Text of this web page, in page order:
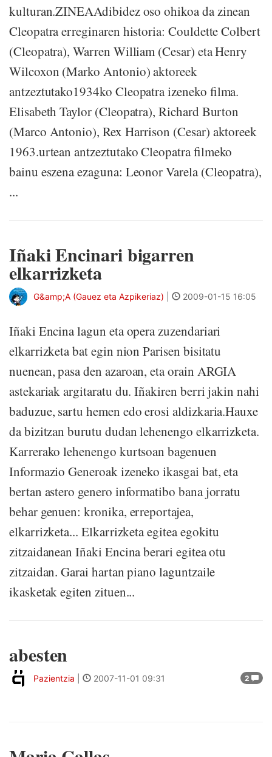
kulturan.ZINEAAdibidez oso ohikoa da zinean
Cleopatra erreginaren historia: Couldette Colbert
(Cleopatra), Warren William (Cesar) eta Henry
Wilcoxon (Marko Antonio) aktoreek
antzeztutako1934ko Cleopatra izeneko filma.
Elisabeth Taylor (Cleopatra), Richard Burton
(Marco Antonio), Rex Harrison (Cesar) aktoreek
1963.urtean antzeztutako Cleopatra filmeko
bainu eszena ezaguna: Leonor Varela (Cleopatra),
...
Iñaki Encinari bigarren
elkarrizketa
G&amp;A (Gauez eta Azpikeriaz) 2009-01-15 16:05
Iñaki Encina lagun eta opera zuzendariari
elkarrizketa bat egin nion Parisen bisitatu
nuenean, pasa den azaroan, eta orain ARGIA
astekariak argitaratu du. Iñakiren berri jakin nahi
baduzue, sartu hemen edo erosi aldizkaria.Hauxe
da bizitzan burutu dudan lehenengo elkarrizketa.
Karrerako lehenengo kurtsoan bagenuen
Informazio Generoak izeneko ikasgai bat, eta
bertan astero genero informatibo bana jorratu
behar genuen: kronika, erreportajea,
elkarrizketa... Elkarrizketa egitea egokitu
zitzaidanean Iñaki Encina berari egitea otu
zitzaidan. Garai hartan piano laguntzaile
ikasketak egiten zituen...
abesten
2
Pazientzia 2007-11-01 09:31